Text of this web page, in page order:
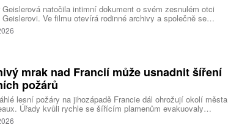
Geislerová natočila intimní dokument o svém zesnulém otci
Geislerovi. Ve filmu otevírá rodinné archivy a společně se
Aňou skládá portrét talentovaného muže, který měl v sobě
i temnější stránku.
mrak nad Francií může usnadnit šíření
požárů
lesní požáry na jihozápadě Francie dál ohrožují okolí města
Úřady kvůli rychle se šířícím plamenům evakuovaly
lidí a nevylučují ani další rozšiřování bezpečnostních
Hasiči zároveň čelí neobvyklému jevu, který podle nich